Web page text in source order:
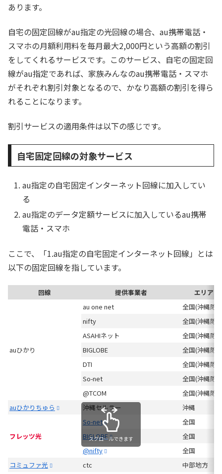
あります。
自宅の固定回線がau指定の光回線の場合、au携帯電話・
スマホの月額利用料を毎月最大2,000円という高額の割引
をしてくれるサービスです。このサービス、自宅の固定回
線がau指定であれば、家族みんなのau携帯電話・スマホ
がそれぞれ割引対象となるので、かなり高額の割引を得ら
れることになります。
割引サービスの適用条件は以下の感じです。
自宅固定回線の対象サービス
au指定の自宅固定インターネット回線に加入してい
る
au指定のデータ定額サービスに加入しているau携帯
電話・スマホ
ここで、「1.au指定の自宅固定インターネット回線」とは
以下の固定回線を指しています。
回線 提供事業者 エリア
auひかり
au one net
全国(沖縄除
nifty
全国(沖縄除
ASAHIネット
全国(沖縄除
BIGLOBE
全国(沖縄除
DTI
全国(沖縄除
So-net
全国(沖縄除
@TCOM
全国(沖縄除
auひかりちゅら
沖縄セルラー 沖縄
フレッツ光
So-net
全国
BIGLOBE
全国
@nifty
全国
コミュファ光
ctc
中部地方
スクロールできます